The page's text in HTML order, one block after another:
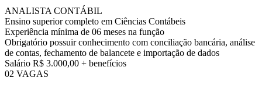
ANALISTA CONTÁBIL
Ensino superior completo em Ciências Contábeis
Experiência mínima de 06 meses na função
Obrigatório possuir conhecimento com conciliação bancária, análise
de contas, fechamento de balancete e importação de dados
Salário R$ 3.000,00 + benefícios
02 VAGAS